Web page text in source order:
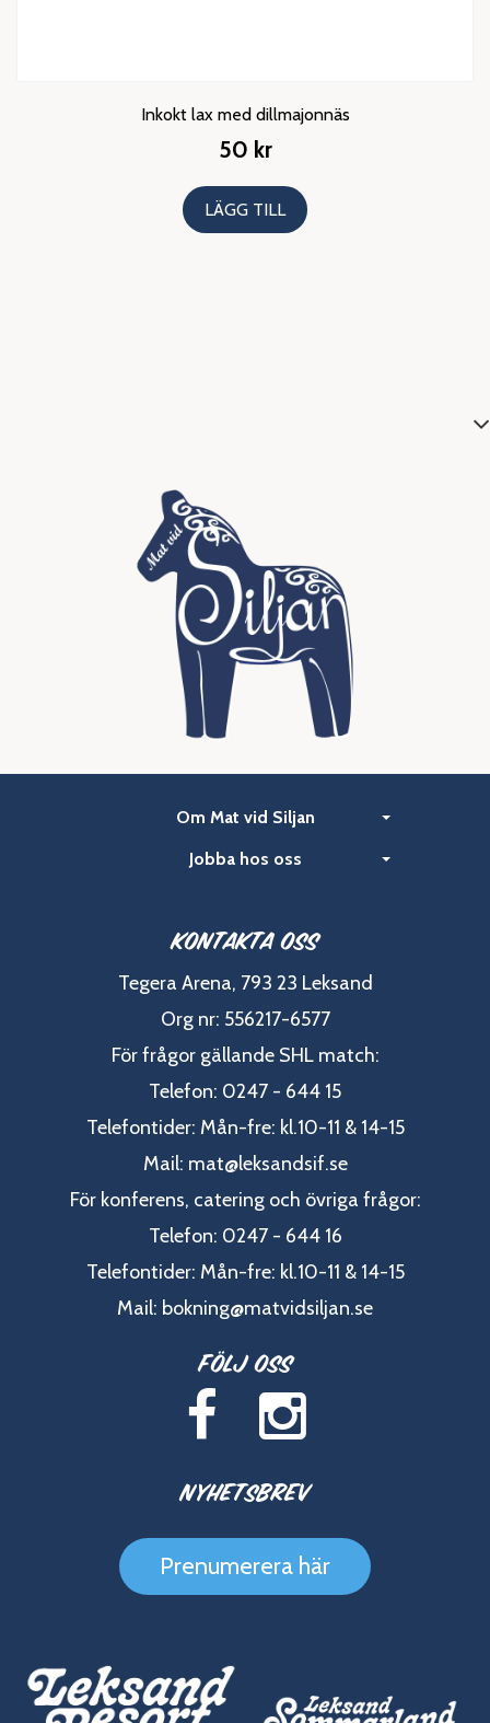
Inkokt lax med dillmajonnäs
50 kr
LÄGG TILL
Om Mat vid Siljan
Jobba hos oss
Kontakta oss
Tegera Arena, 793 23 Leksand
Org nr: 556217-6577
För frågor gällande SHL match:
Telefon: 0247 - 644 15
Telefontider: Mån-fre: kl.10-11 & 14-15
Mail: mat@leksandsif.se
För konferens, catering och övriga frågor:
Telefon: 0247 - 644 16
Telefontider: Mån-fre: kl.10-11 & 14-15
Mail: bokning@matvidsiljan.se
Följ oss
Nyhetsbrev